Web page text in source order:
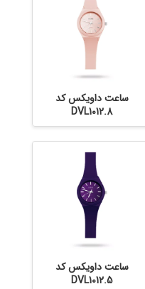
ساعت داویکس کد
DVL1012.8
ساعت داویکس کد
DVL1012.5